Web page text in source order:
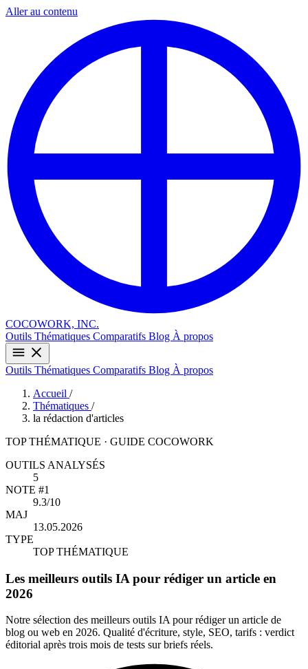
Aller au contenu
COCOWORK, INC.
Outils Thématiques Comparatifs Blog À propos
Outils Thématiques Comparatifs Blog À propos
Accueil /
Thématiques /
la rédaction d'articles
TOP THÉMATIQUE · GUIDE COCOWORK
OUTILS ANALYSÉS
5
NOTE #1
9.3/10
MAJ
13.05.2026
TYPE
TOP THÉMATIQUE
Les meilleurs outils IA pour rédiger un article en
2026
Notre sélection des meilleurs outils IA pour rédiger un article de
blog ou web en 2026. Qualité d'écriture, style, SEO, tarifs : verdict
éditorial après trois mois de tests sur briefs réels.